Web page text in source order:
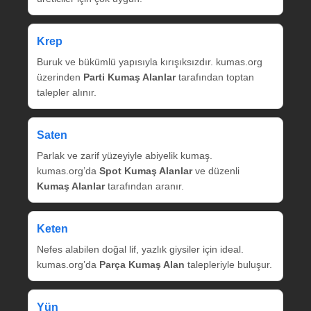
Krep
Buruk ve bükümlü yapısıyla kırışıksızdır. kumas.org
üzerinden Parti Kumaş Alanlartarafından toptan
talepler alınır.
Saten
Parlak ve zarif yüzeyiyle abiyelik kumaş.
kumas.org’da Spot Kumaş Alanlarve düzenli
Kumaş Alanlartarafından aranır.
Keten
Nefes alabilen doğal lif, yazlık giysiler için ideal.
kumas.org’da Parça Kumaş Alan talepleriyle buluşur.
Yün